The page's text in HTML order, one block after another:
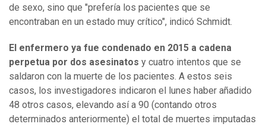
de sexo, sino que "prefería los pacientes que se
encontraban en un estado muy crítico", indicó Schmidt.
El enfermero ya fue condenado en 2015 a cadena
perpetua por dos asesinatos y cuatro intentos que se
saldaron con la muerte de los pacientes. A estos seis
casos, los investigadores indicaron el lunes haber añadido
48 otros casos, elevando así a 90 (contando otros
determinados anteriormente) el total de muertes imputadas